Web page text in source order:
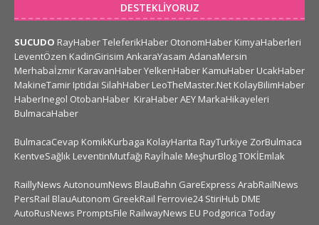
DESTEKLIYORUZ
SUCUDO RayHaberTeleferikHaber OtonomHaber KimyaHaberleri
LeventÖzen KadinGirisim AnkaraYasam AdanaMersin
Merhabaİzmir KaravanHaberYelkenHaber KamuHaber UcakHaber
MakineTamir Iptidai SilahHaber LeoTheMaster.Net KolayBilimHaber
HaberInegol OtobanHaber KiraHaberAEY MarkaHikayeleri
BulmacaHaber
BulmacaCevap KomikKurbaga KolayHarita RayTurkiye ZorBulmaca
KentveSağlık LeventinMutfağı Rayİhale MeşhurBlogTOKİEmlak
RaillyNews AutonoumNews BlauBahn GareExpress ArabRailNews
PersRail BlauAutonom GreekRail Ferrovie24 StiriHub DME
AutoRusNews PromptsFile RailwayNews EU Podgorica Today